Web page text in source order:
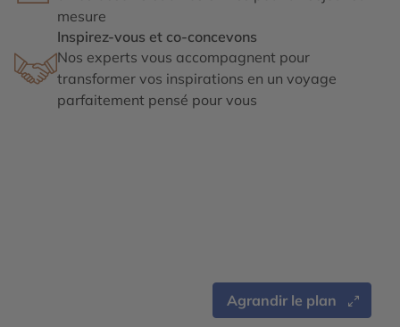
mesure
Inspirez-vous et co-concevons
Nos experts vous accompagnent pour
transformer vos inspirations en un voyage
parfaitement pensé pour vous
Agrandir le plan